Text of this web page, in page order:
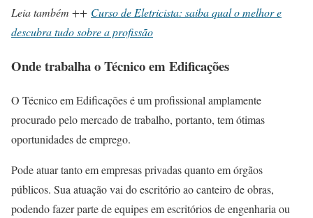
Leia também ++ Curso de Eletricista: saiba qual o melhor e
descubra tudo sobre a profissão
Onde trabalha o Técnico em Edificações
O Técnico em Edificações é um profissional amplamente
procurado pelo mercado de trabalho, portanto, tem ótimas
oportunidades de emprego.
Pode atuar tanto em empresas privadas quanto em órgãos
públicos. Sua atuação vai do escritório ao canteiro de obras,
podendo fazer parte de equipes em escritórios de engenharia ou